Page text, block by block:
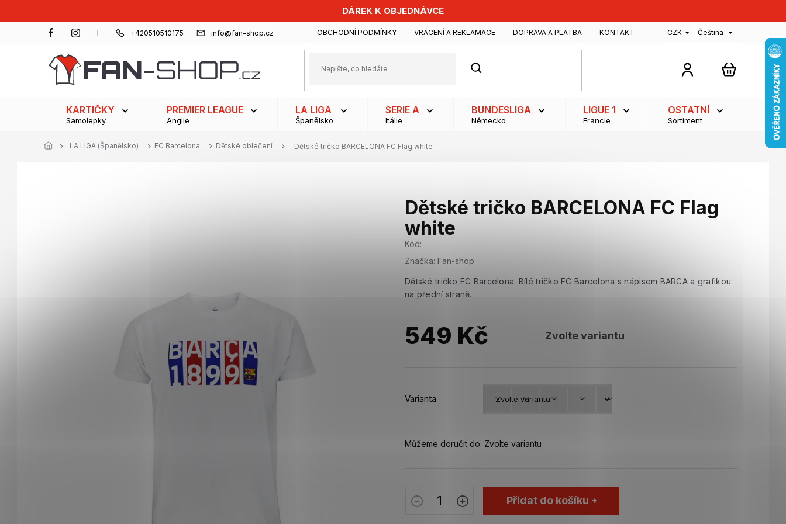
DÁREK K OBJEDNÁVCE
+420510510175 info@fan-shop.cz OBCHODNÍ PODMÍNKY VRÁCENÍ A REKLAMACE DOPRAVA A PLATBA KONTAKT CZK Čeština
HLEDAT
NÁKUPNÍ
KARTIČKY
Samolepky
PREMIER LEAGUE
Anglie
LA LIGA
Španělsko
SERIE A
Itálie
BUNDESLIGA
Německo
LIGUE 1
Francie
OSTATNÍ
Sortiment
LA LIGA (Španělsko) FC Barcelona Dětské oblečení Dětské tričko BARCELONA FC Flag white
Dětské tričko BARCELONA FC Flag
white
Kód:
Značka: Fan-shop
Dětské tričko FC Barcelona. Bílé tričko FC Barcelona s nápisem BARCA a grafikou
na přední straně.
549 Kč Zvolte variantu
Varianta
Můžeme doručit do: Zvolte variantu
Přidat do košíku